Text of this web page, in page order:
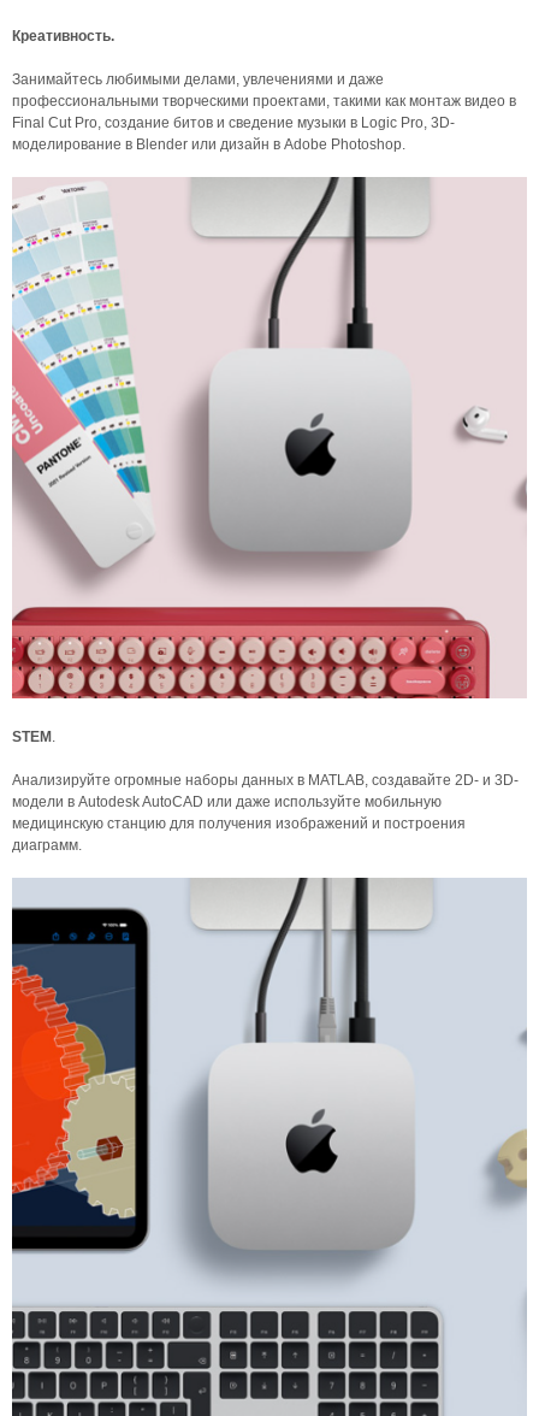
Креативность.
Занимайтесь любимыми делами, увлечениями и даже
профессиональными творческими проектами, такими как монтаж видео в
Final Cut Pro, создание битов и сведение музыки в Logic Pro, 3D-
моделирование в Blender или дизайн в Adobe Photoshop.
STEM .
Анализируйте огромные наборы данных в MATLAB, создавайте 2D- и 3D-
модели в Autodesk AutoCAD или даже используйте мобильную
медицинскую станцию ​​для получения изображений и построения
диаграмм.